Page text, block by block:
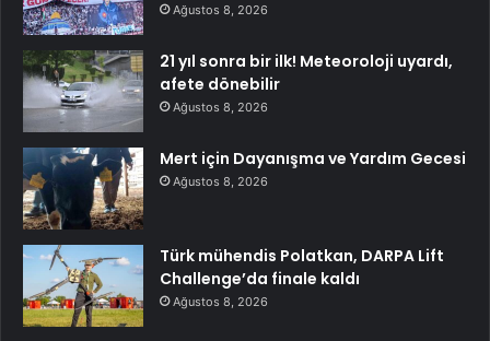
Ağustos 8, 2026
21 yıl sonra bir ilk! Meteoroloji uyardı,
afete dönebilir
Ağustos 8, 2026
Mert için Dayanışma ve Yardım Gecesi
Ağustos 8, 2026
Türk mühendis Polatkan, DARPA Lift
Challenge’da finale kaldı
Ağustos 8, 2026